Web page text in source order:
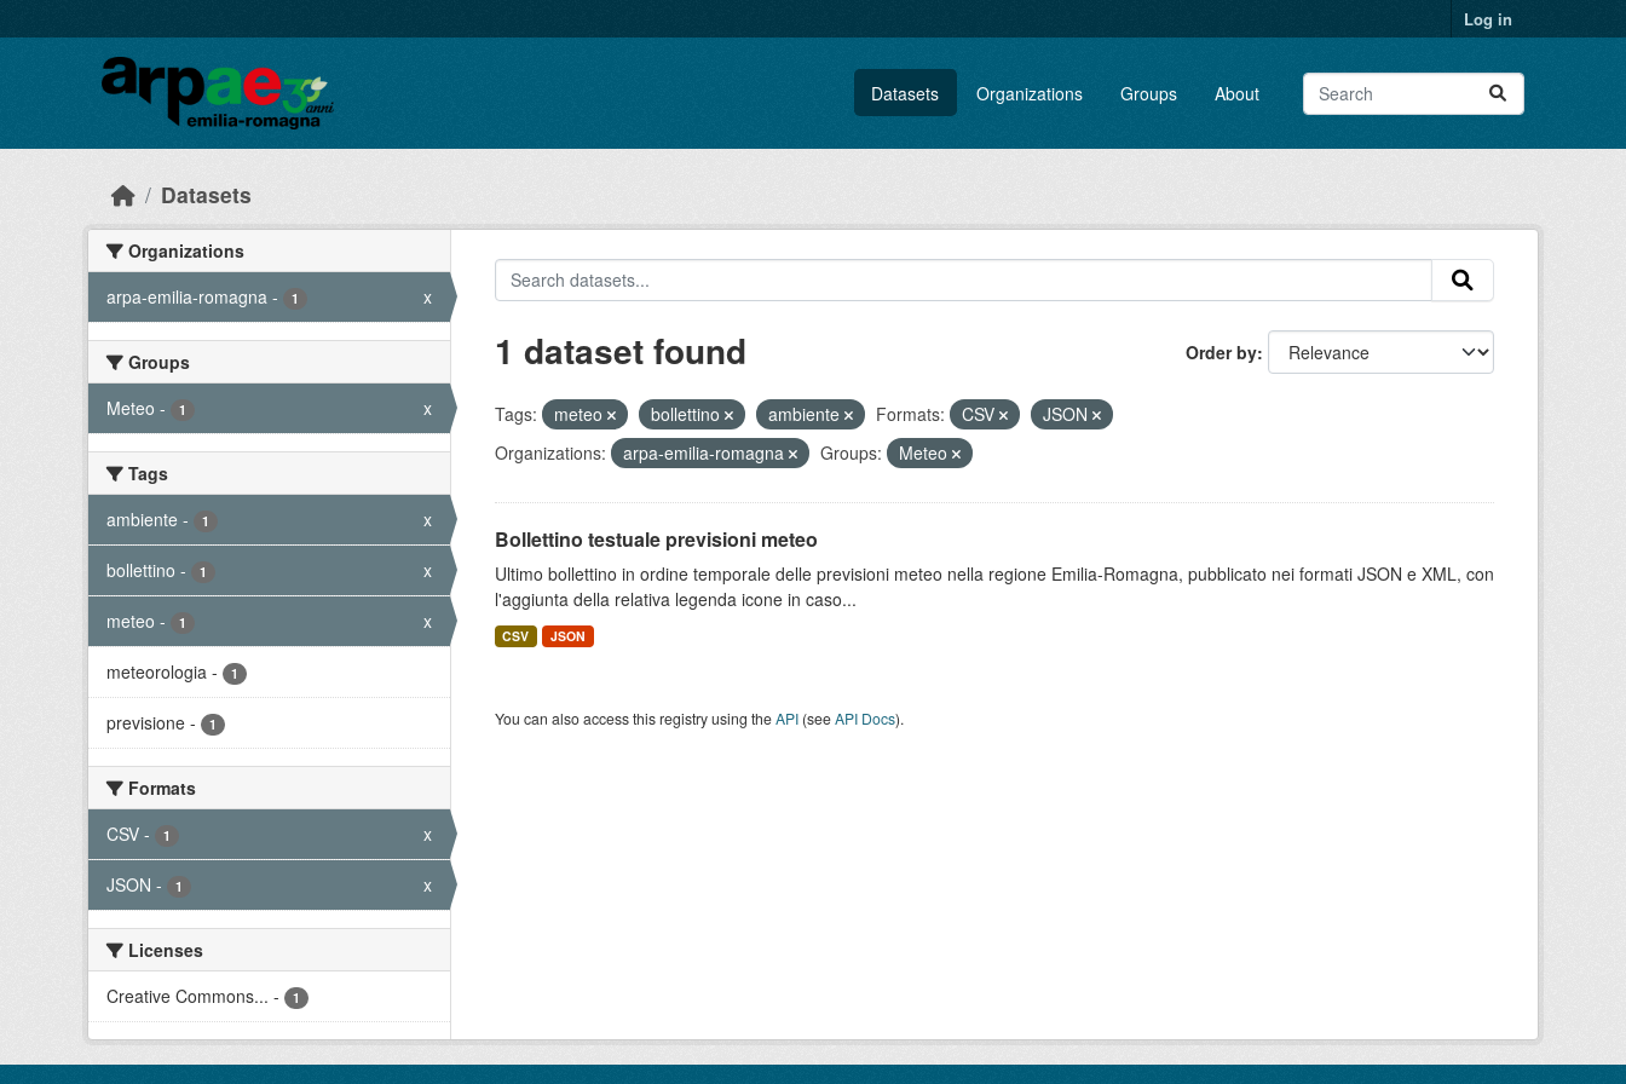
Log in
Datasets Organizations Groups About
Datasets
Organizations
arpa-emilia-romagna - 1 x
Groups
Meteo - 1 x
Tags
ambiente - 1 x
bollettino - 1 x
meteo - 1 x
meteorologia - 1
previsione - 1
Formats
CSV - 1 x
JSON - 1 x
Licenses
Creative Commons... - 1
Order by
1 dataset found
Tags: meteo bollettino ambiente Formats: CSV
JSON
Organizations:
arpa-emilia-romagna Groups: Meteo
Bollettino testuale previsioni meteo
Ultimo bollettino in ordine temporale delle previsioni meteo nella regione Emilia-Romagna, pubblicato nei formati JSON e XML, con
l'aggiunta della relativa legenda icone in caso...
CSV JSON
You can also access this registry using theAPI(seeAPI Docs).